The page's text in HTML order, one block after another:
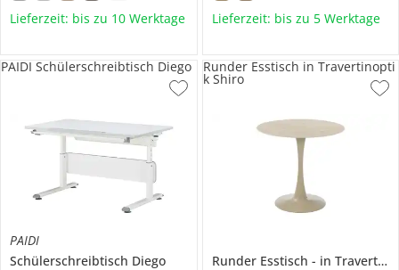
Lieferzeit: bis zu 10 Werktage Lieferzeit: bis zu 5 Werktage
PAIDI
Schülerschreibtisch Diego
PAIDI Schülerschreibtisch Diego
Runder Esstisch
in Travertinoptik
Runder Esstisch in Travertinopti
k Shiro